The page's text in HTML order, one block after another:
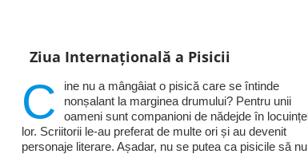
Ziua Internațională a Pisicii
C
ine nu a mângâiat o pisică care se întinde
nonșalant la marginea drumului? Pentru unii
oameni sunt companioni de nădejde în
lor. Scriitorii le-au preferat de multe ori și au devenit
personaje literare. Așadar, nu se putea ca pisicile să nu